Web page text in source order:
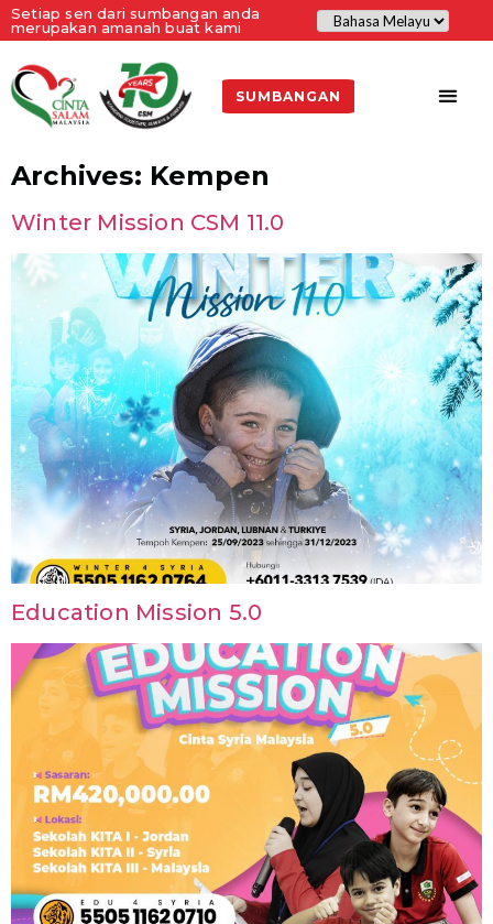
Setiap sen dari sumbangan anda
merupakan amanah buat kami
SUMBANGAN
Archives: Kempen
Winter Mission CSM 11.0
Education Mission 5.0